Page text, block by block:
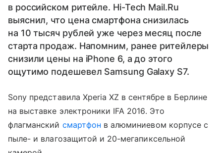
в российском ритейле. Hi-Tech Mail.Ru
выяснил, что цена смартфона снизилась
на 10 тысяч рублей уже через месяц после
старта продаж. Напомним, ранее ритейлеры
снизили цены на iPhone 6, а до этого
ощутимо подешевел Samsung Galaxy S7.
Sony представила Xperia XZ в сентябре в Берлине
на выставке электроники IFA 2016. Это
флагманский смартфон в алюминиевом корпусе с
пыле- и влагозащитой и 20-мегапиксельной